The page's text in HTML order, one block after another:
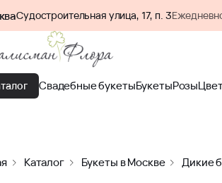
Судостроительная улица, 17, п. 3
Свадебные букетыБукетыРозы
Каталог Букеты в Москве Дикие